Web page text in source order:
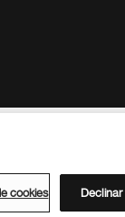
cookies Declinar